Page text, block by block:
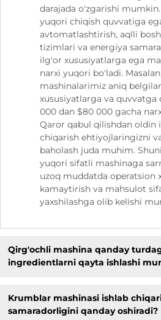
darajada o'zgarishi
yuqori chiqish quvvatiga
avtomatlashtirish, aqlli
tizimlari va energiya
ilg'or xususiyatlarga ega
narxi yuqori bo'ladi.
mashinalarimiz aniq
xususiyatlarga va quvvatga
000 dan $80 000 gacha
Qaror qabul qilishdan oldin
chiqarish ehtiyojlaringizni
baholash juda muhim.
yuqori sifatli mashinaga
uzoq muddatda operatsion
kamaytirish va mahsulot
yaxshilashga olib kelishi
Qirg'ochli mashina qanday
ingredientlarni qayta ishlashi
Krumblar mashinasi ishlab
samaradorligini qanday oshiradi?